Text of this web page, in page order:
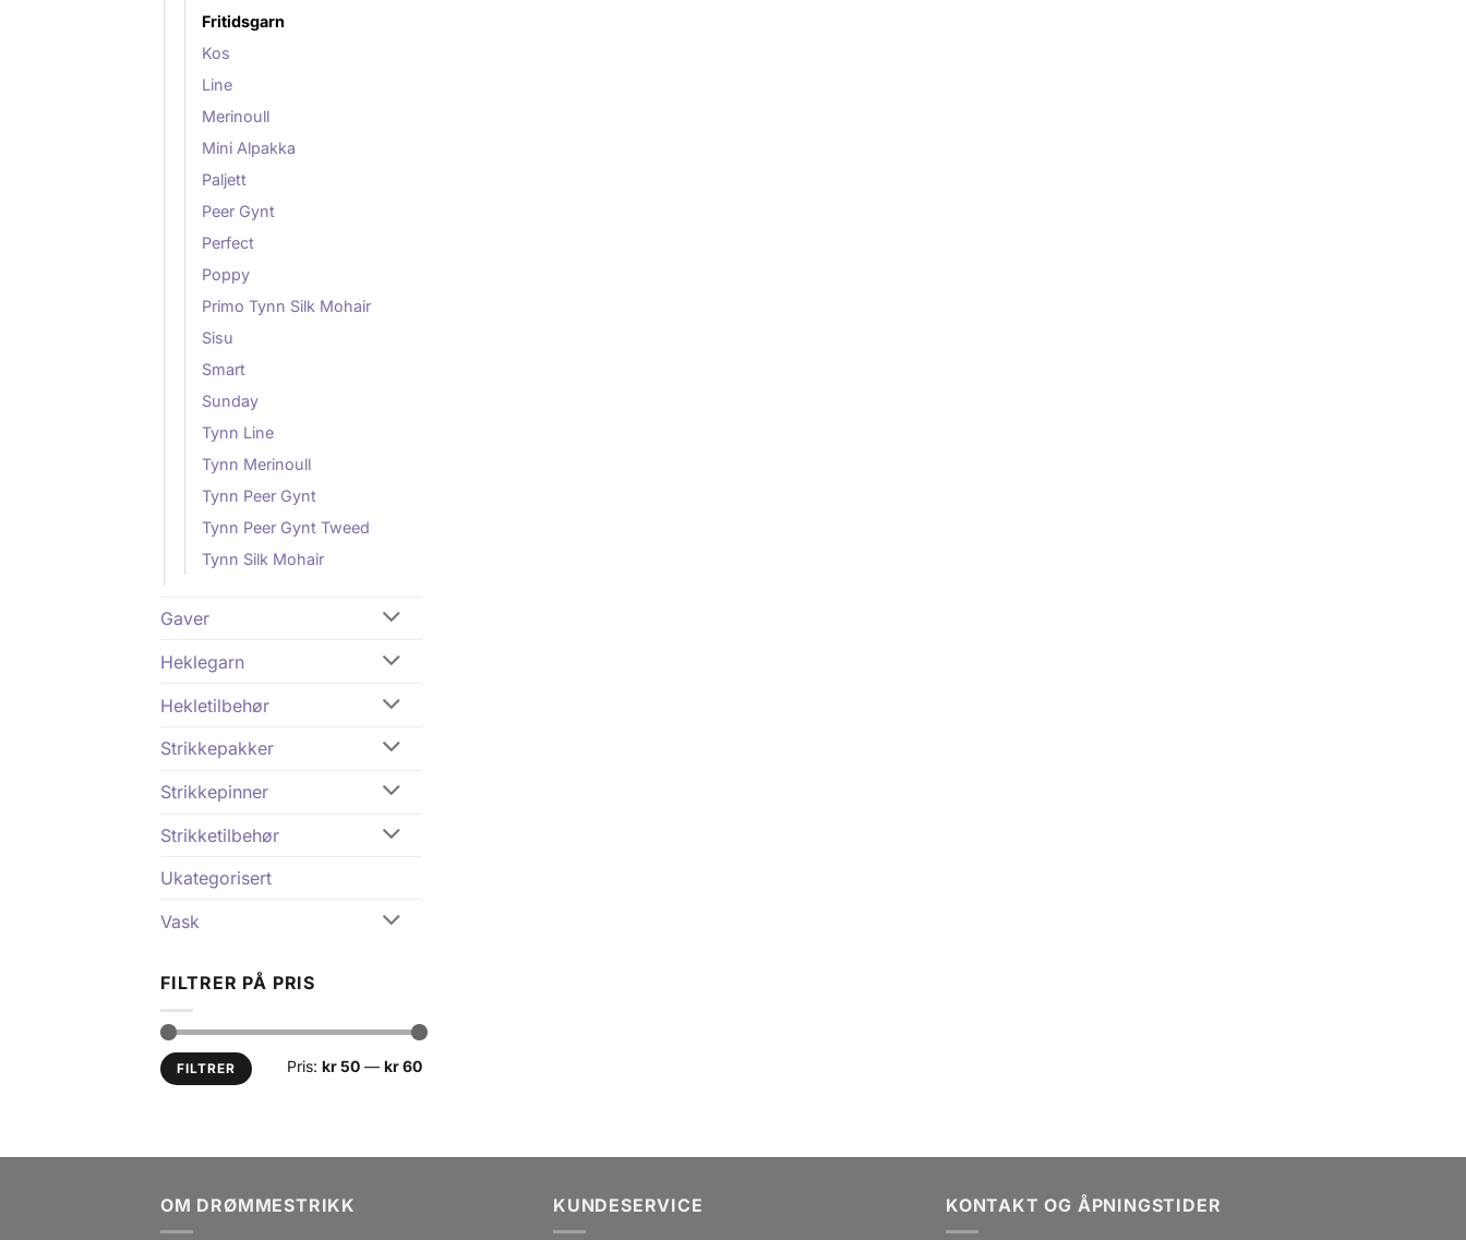
Fritidsgarn
Kos
Line
Merinoull
Mini Alpakka
Paljett
Peer Gynt
Perfect
Poppy
Primo Tynn Silk Mohair
Sisu
Smart
Sunday
Tynn Line
Tynn Merinoull
Tynn Peer Gynt
Tynn Peer Gynt Tweed
Tynn Silk Mohair
Gaver
Heklegarn
Hekletilbehør
Strikkepakker
Strikkepinner
Strikketilbehør
Ukategorisert
Vask
FILTRER PÅ PRIS
Min.
pris
Makspris
FILTRER Pris: kr 50 — kr 60
OM DRØMMESTRIKK KUNDESERVICE KONTAKT OG ÅPNINGSTIDER